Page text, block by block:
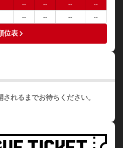
-- -- -- --
-- -- -- --
位表keyboard_arrow_right
れるまでお待ちください。